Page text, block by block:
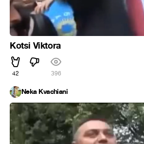
Kotsi Viktora
42 396
Neka Kvachiani